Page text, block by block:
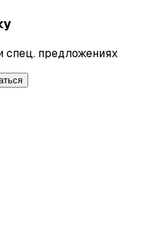
спец. предложениях